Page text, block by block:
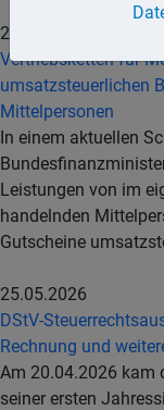
26.05.2026
Vertriebsketten für
umsatzsteuerlichen
Mittelpersonen
In einem aktuellen
Leistungen von im
handelnden
Gutscheine
25.05.2026
DStV-
Rechnung und
Am 20.04.2026 kam
seiner ersten